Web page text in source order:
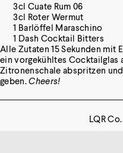
3cl Cuate Rum 06
3cl Roter Wermut
1 Barlöffel Maraschino
1 Dash Cocktail Bitters
Alle Zutaten 15 Sekunden mit
ein vorgekühltes Cocktailglas
Zitronenschale abspritzen
geben.Cheers!
LQR